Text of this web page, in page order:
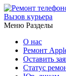
Вызов курьера
Меню Разделы
О нас
Ремонт
Оставить
Статус